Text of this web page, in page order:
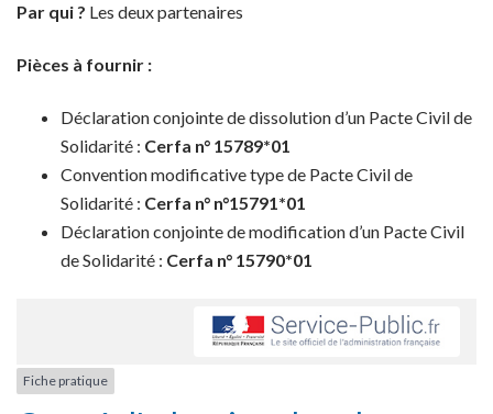
Par qui ? Les deux partenaires
Pièces à fournir :
Déclaration conjointe de dissolution d’un Pacte Civil de
Solidarité : Cerfa n° 15789*01
Convention modificative type de Pacte Civil de
Solidarité : Cerfa n° n°15791*01
Déclaration conjointe de modification d’un Pacte Civil
de Solidarité : Cerfa n° 15790*01
Fiche pratique